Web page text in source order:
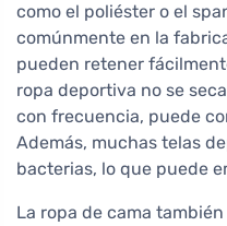
como el poliéster o el
comúnmente en la
pueden retener
ropa deportiva no se
con frecuencia, puede
Además, muchas telas
bacterias, lo que puede
La ropa de cama